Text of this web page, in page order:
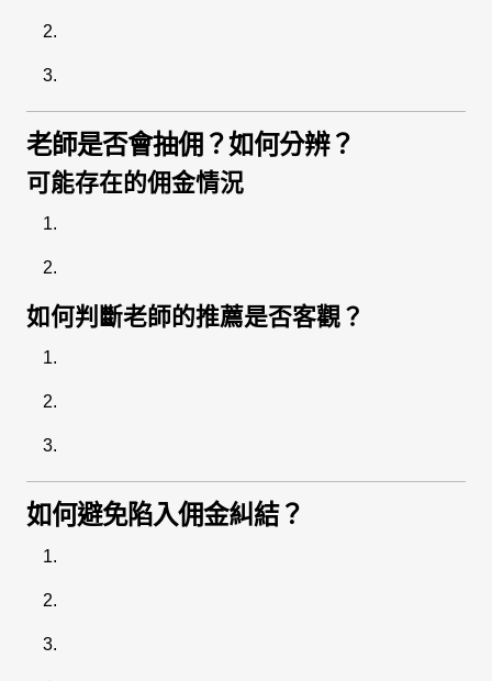
老師是否會抽佣？如何分辨？
可能存在的佣金情況
如何判斷老師的推薦是否客觀？
如何避免陷入佣金糾結？